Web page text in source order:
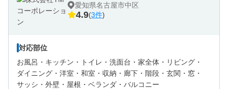
愛知県名古屋市中区
4.9(3件)
対応部位
お風呂・ キッチン・ トイレ・ 洗面台・ 家全体・ リビング・
ダイニング・ 洋室・ 和室・ 収納・ 廊下・ 階段・ 玄関・ 窓・
サッシ・ 外壁・ 屋根・ ベランダ・バルコニー